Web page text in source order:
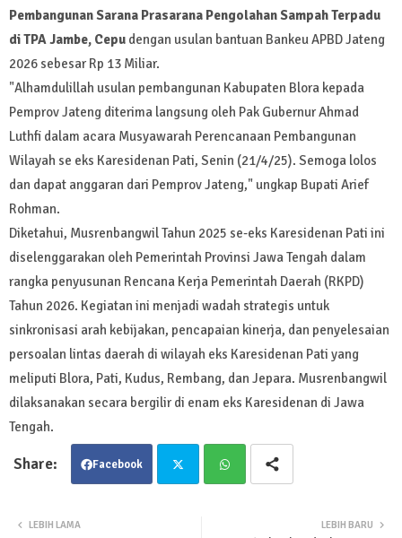
Pembangunan Sarana Prasarana Pengolahan Sampah Terpadu
di TPA Jambe, Cepu dengan usulan bantuan Bankeu APBD Jateng
2026 sebesar Rp 13 Miliar.
"Alhamdulillah usulan pembangunan Kabupaten Blora kepada
Pemprov Jateng diterima langsung oleh Pak Gubernur Ahmad
Luthfi dalam acara Musyawarah Perencanaan Pembangunan
Wilayah se eks Karesidenan Pati, Senin (21/4/25). Semoga lolos
dan dapat anggaran dari Pemprov Jateng," ungkap Bupati Arief
Rohman.
Diketahui, Musrenbangwil Tahun 2025 se-eks Karesidenan Pati ini
diselenggarakan oleh Pemerintah Provinsi Jawa Tengah dalam
rangka penyusunan Rencana Kerja Pemerintah Daerah (RKPD)
Tahun 2026. Kegiatan ini menjadi wadah strategis untuk
sinkronisasi arah kebijakan, pencapaian kinerja, dan penyelesaian
persoalan lintas daerah di wilayah eks Karesidenan Pati yang
meliputi Blora, Pati, Kudus, Rembang, dan Jepara. Musrenbangwil
dilaksanakan secara bergilir di enam eks Karesidenan di Jawa
Tengah.
Facebook
LEBIH BARU
LEBIH LAMA